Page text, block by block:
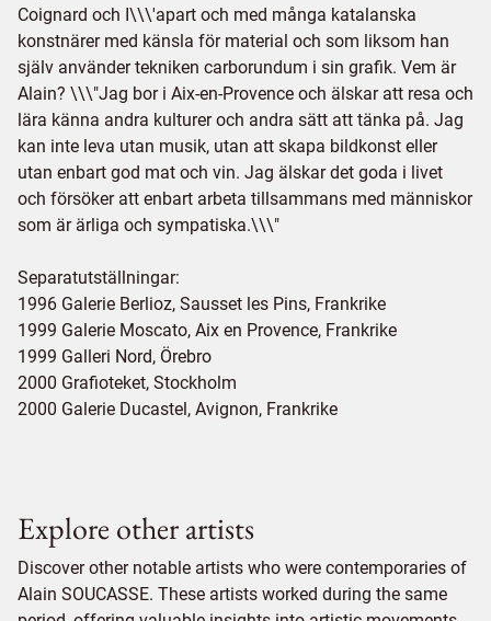
Coignard och I\\\'apart och med många katalanska
konstnärer med känsla för material och som liksom han
själv använder tekniken carborundum i sin grafik. Vem är
Alain? \\\"Jag bor i Aix-en-Provence och älskar att resa och
lära känna andra kulturer och andra sätt att tänka på. Jag
kan inte leva utan musik, utan att skapa bildkonst eller
utan enbart god mat och vin. Jag älskar det goda i livet
och försöker att enbart arbeta tillsammans med människor
som är ärliga och sympatiska.\\\"
Separatutställningar:
1996 Galerie Berlioz, Sausset les Pins, Frankrike
1999 Galerie Moscato, Aix en Provence, Frankrike
1999 Galleri Nord, Örebro
2000 Grafioteket, Stockholm
2000 Galerie Ducastel, Avignon, Frankrike
Explore other artists
Discover other notable artists who were contemporaries of
Alain SOUCASSE. These artists worked during the same